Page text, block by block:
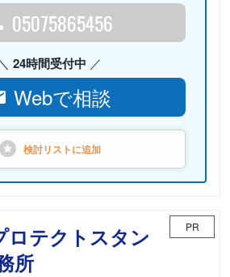
05075865456
24時間受付中
Webで相談
検討リストに追加
ロテクトスタン
所
PR